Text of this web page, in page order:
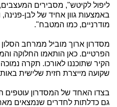
ליפול לקיטש", מסבירים
באמצעות גוון אחיד של לבן-
מודרניים, כמו המטבח".
מסדרון ארוך מוביל ממרחב
הפרטיים. כאן הותאמו החלוקה
הקיר שתוכננו לאורכו. תקרה
שקועה מייצרת חזית שלישית
בצדו האחד של המסדרון עוטפים
גם כדלתות לחדרים שנמצאים